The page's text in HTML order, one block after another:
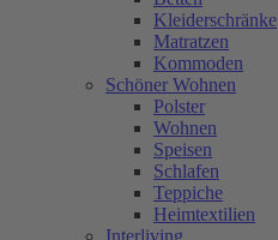
Kleiderschränke
Matratzen
Kommoden
Schöner Wohnen
Polster
Wohnen
Speisen
Schlafen
Teppiche
Heimtextilien
Interliving